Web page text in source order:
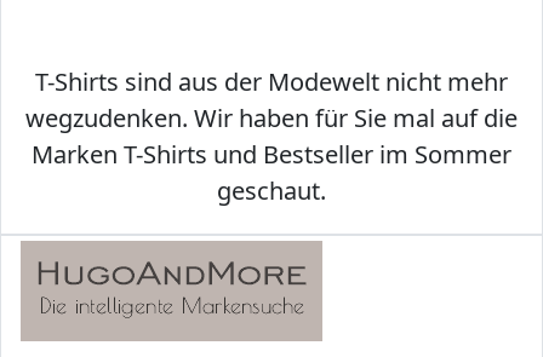
T-Shirts sind aus der Modewelt nicht mehr
wegzudenken. Wir haben für Sie mal auf die
Marken T-Shirts und Bestseller im Sommer
geschaut.